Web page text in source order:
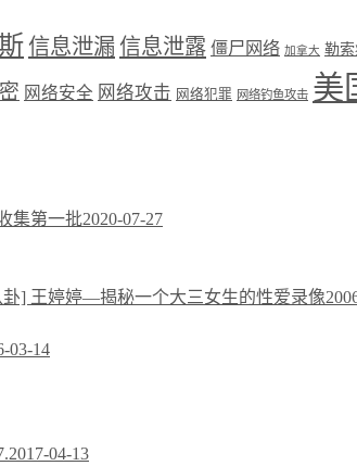
信息泄漏信息泄露 僵尸网络 加拿大 勒
网络安全 网络攻击 网络犯罪 网络钓鱼攻击 美
集第一批2020-07-27
卦] 王婷婷—揭秘一个大三女生的性爱录像
03-14
2017-04-13